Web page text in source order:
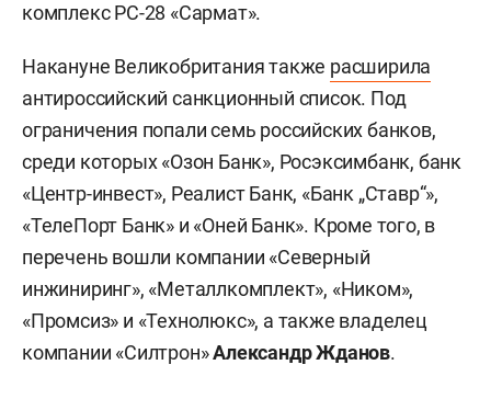
комплекс РС-28 «Сармат».
Накануне Великобритания также расширила
антироссийский санкционный список. Под
ограничения попали семь российских банков,
среди которых «Озон Банк», Росэксимбанк, банк
«Центр-инвест», Реалист Банк, «Банк „Ставр“»,
«ТелеПорт Банк» и «Оней Банк». Кроме того, в
перечень вошли компании «Северный
инжиниринг», «Металлкомплект», «Ником»,
«Промсиз» и «Технолюкс», а также владелец
компании «Силтрон»Александр Жданов.